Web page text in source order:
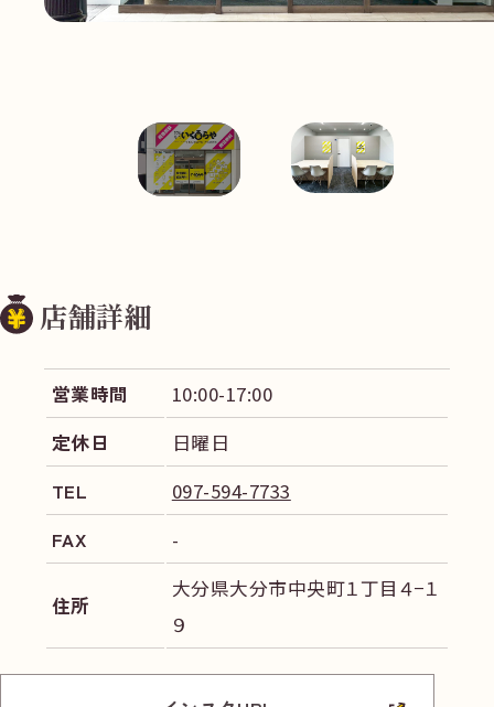
店舗詳細
営業時間
10:00-17:00
定休日
日曜日
TEL
097-594-7733
FAX
-
住所
大分県大分市中央町１丁目４−１
９